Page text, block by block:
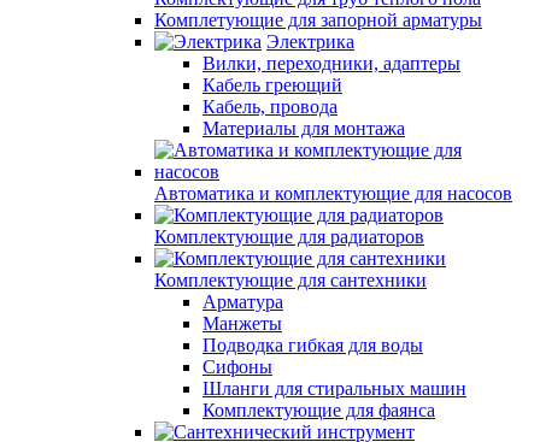
Комплетующие для запорной арматуры
Электрика
Вилки, переходники, адаптеры
Кабель греющий
Кабель, провода
Материалы для монтажа
Автоматика и комплектующие для насосов
Комплектующие для радиаторов
Комплектующие для сантехники
Арматура
Манжеты
Подводка гибкая для воды
Сифоны
Шланги для стиральных машин
Комплектующие для фаянса